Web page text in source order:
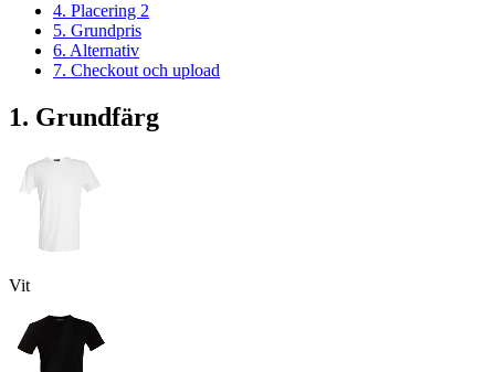
4. Placering 2
5. Grundpris
6. Alternativ
7. Checkout och upload
1. Grundfärg
Vit